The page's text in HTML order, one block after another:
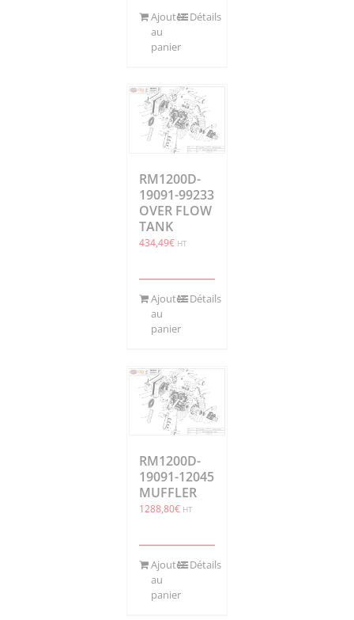
Ajouter
au
panier
Détails
RM1200D-
19091-99233
OVER FLOW
TANK
434,49€ HT
Ajouter
au
panier
Détails
RM1200D-
19091-12045
MUFFLER
1288,80€ HT
Ajouter
au
panier
Détails